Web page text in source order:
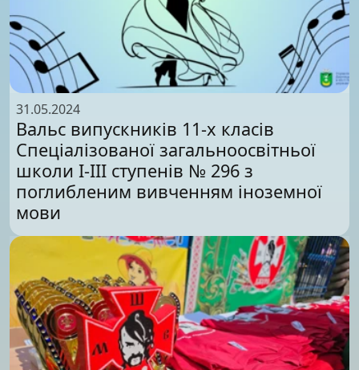
31.05.2024
Вальс випускників 11-х класів
Спеціалізованої загальноосвітньої
школи І-ІІІ ступенів № 296 з
поглибленим вивченням іноземної
мови